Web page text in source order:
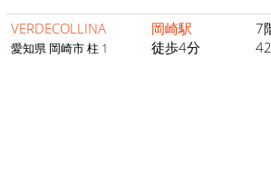
VERDECOLLINA
愛知県 岡崎市 柱 1
岡崎駅
徒歩4分
7